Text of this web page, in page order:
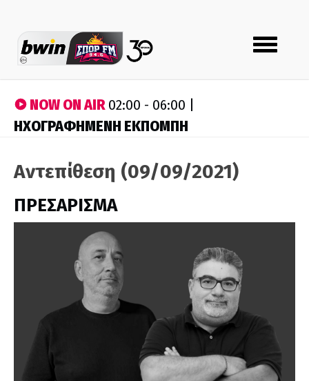
Toggle
navigation
NOW ON AIR02:00 - 06:00 |
ΗΧΟΓΡΑΦΗΜΕΝΗ ΕΚΠΟΜΠΗ
Αντεπίθεση (09/09/2021)
ΠΡΕΣΑΡΙΣΜΑ